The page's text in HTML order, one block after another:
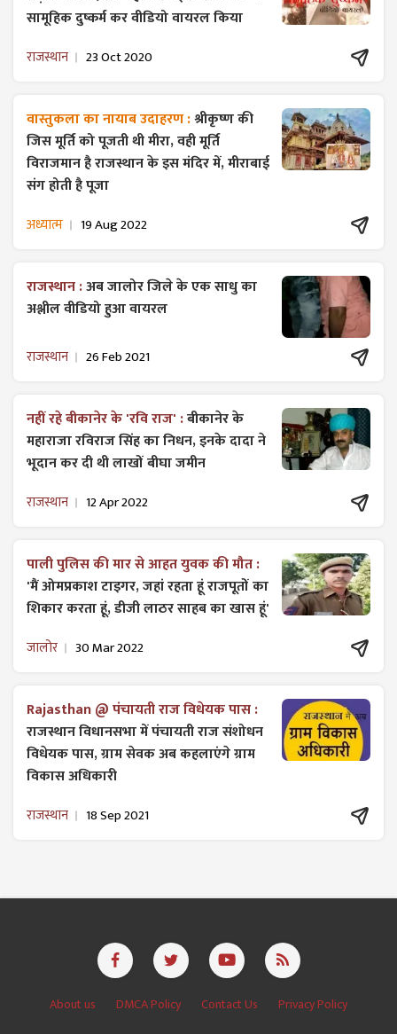
सामूहिक दुष्कर्म कर वीडियो वायरल किया
राजस्थान 23 Oct 2020
वास्तुकला का नायाब उदाहरण :श्रीकृष्ण की
जिस मूर्ति को पूजती थी मीरा, वही मूर्ति
विराजमान है राजस्थान के इस मंदिर में, मीराबाई
संग होती है पूजा
अध्यात्म 19 Aug 2022
राजस्थान :अब जालोर जिले के एक साधु का
अश्लील वीडियो हुआ वायरल
राजस्थान 26 Feb 2021
नहीं रहे बीकानेर के 'रवि राज' :बीकानेर के
महाराजा रविराज सिंह का निधन, इनके दादा ने
भूदान कर दी थी लाखों बीघा जमीन
राजस्थान 12 Apr 2022
पाली पुलिस की मार से आहत युवक की मौत :
'मैं ओमप्रकाश टाइगर, जहां रहता हूं राजपूतों का
शिकार करता हूं, डीजी लाठर साहब का खास हूं'
जालोर 30 Mar 2022
Rajasthan @ पंचायती राज विधेयक पास :
राजस्थान विधानसभा में पंचायती राज ​संशोधन
विधेयक पास, ग्राम सेवक अब कहलाएंगे ग्राम
विकास अधिकारी
राजस्थान 18 Sep 2021
About us DMCA Policy Contact Us Privacy Policy